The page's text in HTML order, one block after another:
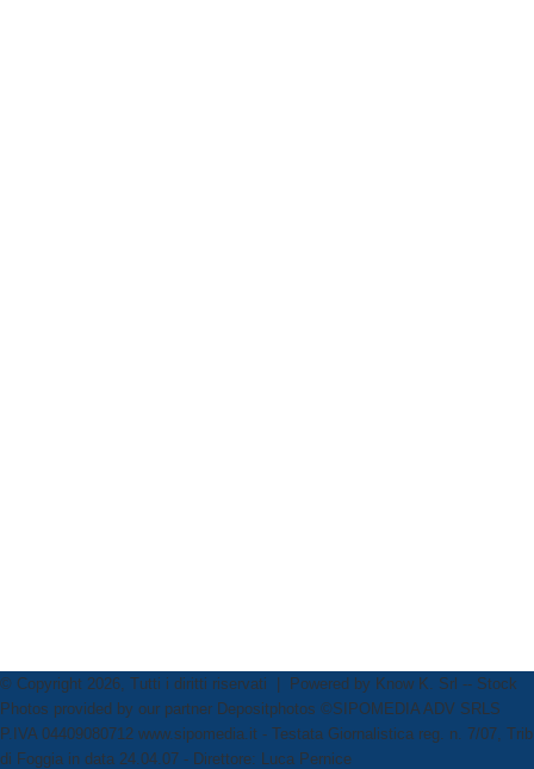
© Copyright 2026, Tutti i diritti riservati | Powered by Know K. Srl -- Stock
Photos provided by our partner Depositphotos ©SIPOMEDIA ADV SRLS
P.IVA 04409080712 www.sipomedia.it - Testata Giornalistica reg. n. 7/07, Trib
di Foggia in data 24.04.07 - Direttore: Luca Pernice